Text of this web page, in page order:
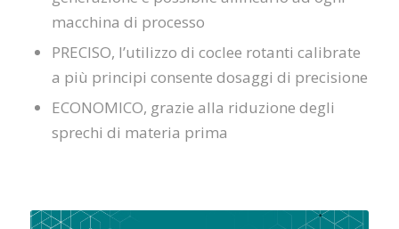
macchina di processo
PRECISO, l’utilizzo di coclee rotanti calibrate
a più principi consente dosaggi di precisione
ECONOMICO, grazie alla riduzione degli
sprechi di materia prima